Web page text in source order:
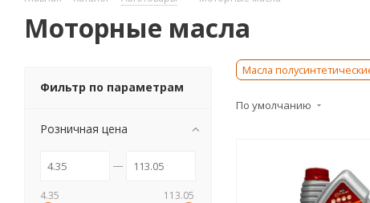
Моторные масла
Масла
По умолчанию
Фильтр по параметрам
Розничная цена
4.35 113.05